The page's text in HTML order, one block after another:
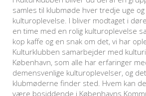
samles til klubmøde hver tredje uge
kulturoplevelse. I bliver modtaget i
en time med en rolig kulturoplevelse
kop kaffe og en snak om det, vi har
Kulturklubben samarbejder med
København, som alle har erfaringer
demensvenlige kulturoplevelser, og
klubmøderne finder sted. Hvem kan
være bosiddende i Københavns